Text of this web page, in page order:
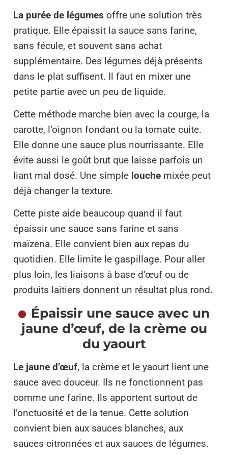
La purée de légumes offre une solution très
pratique. Elle épaissit la sauce sans farine,
sans fécule, et souvent sans achat
supplémentaire. Des légumes déjà présents
dans le plat suffisent. Il faut en mixer une
petite partie avec un peu de liquide.
Cette méthode marche bien avec la courge, la
carotte, l’oignon fondant ou la tomate cuite.
Elle donne une sauce plus nourrissante. Elle
évite aussi le goût brut que laisse parfois un
liant mal dosé. Une simple louche mixée peut
déjà changer la texture.
Cette piste aide beaucoup quand il faut
épaissir une sauce sans farine et sans
maïzena. Elle convient bien aux repas du
quotidien. Elle limite le gaspillage. Pour aller
plus loin, les liaisons à base d’œuf ou de
produits laitiers donnent un résultat plus rond.
Épaissir une sauce avec un
jaune d’œuf, de la crème ou
du yaourt
Le jaune d’œuf, la crème et le yaourt lient une
sauce avec douceur. Ils ne fonctionnent pas
comme une farine. Ils apportent surtout de
l’onctuosité et de la tenue. Cette solution
convient bien aux sauces blanches, aux
sauces citronnées et aux sauces de légumes.